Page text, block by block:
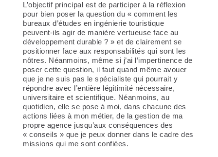
L’objectif principal est de participer à la réflexion
pour bien poser la question du « comment les
bureaux d’études en ingénierie touristique
peuvent-ils agir de manière vertueuse face au
développement durable ? » et de clairement se
positionner face aux responsabilités qui sont les
nôtres. Néanmoins, même si j’ai l’impertinence de
poser cette question, il faut quand même avouer
que je ne suis pas le spécialiste qui pourrait y
répondre avec l’entière légitimité nécessaire,
universitaire et scientifique. Néanmoins, au
quotidien, elle se pose à moi, dans chacune des
actions liées à mon métier, de la gestion de ma
propre agence jusqu’aux conséquences des
« conseils » que je peux donner dans le cadre des
missions qui me sont confiées.